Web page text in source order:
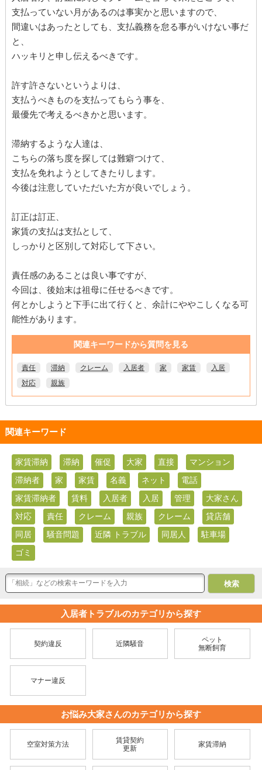
支払っていない月があるのは事実かと思いますので、
間違いはあったとしても、支払義務を怠る事がいけない事だ
と、
ハッキリと申し伝えるべきです。
許す許さないというよりは、
支払うべきものを支払ってもらう事を、
最優先で考えるべきかと思います。
滞納するような人達は、
こちらの落ち度を探しては難癖つけて、
支払を免れようとしてきたりします。
今後は注意していただいた方が良いでしょう。
訂正は訂正、
家賃の支払は支払として、
しっかりと区別して対応して下さい。
責任感のあることは良い事ですが、
今回は、後始末は祖母に任せるべきです。
何とかしようと下手に出て行くと、余計にややこしくなる可
能性があります。
関連キーワードから質問を見る
責任 滞納 クレーム 入居者 家 家賃
入居
対応
親族
関連キーワード
家賃滞納 滞納 催促 大家 直接
マンション
滞納者
家 家賃 名義 ネット
電話
家賃滞納者
賃料 入居者 入居 管理
大家さん
対応
責任 クレーム 親族 クレーム
貸店舗
同居
騒音問題 近隣 トラブル 同居人
駐車場
ゴミ
入居者トラブルのカテゴリから探す
契約違反 近隣騒音
ペット
無断飼育
マナー違反
お悩み大家さんのカテゴリから探す
空室対策方法
賃貸契約
更新
家賃滞納